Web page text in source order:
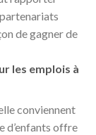
de gagner de
les emplois à
conviennent
d’enfants offre